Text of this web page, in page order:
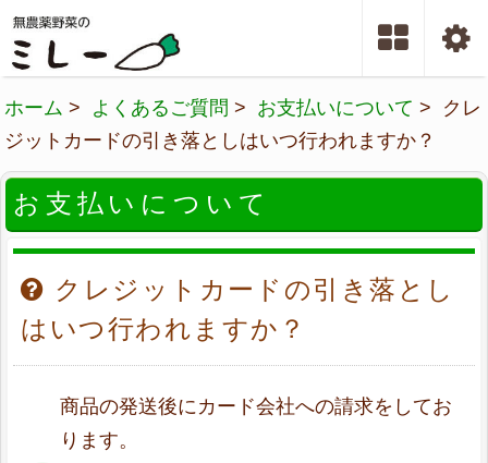
ホーム > よくあるご質問 > お支払いについて > クレ
ジットカードの引き落としはいつ行われますか？
お支払いについて
クレジットカードの引き落とし
はいつ行われますか？
商品の発送後にカード会社への請求をしてお
ります。